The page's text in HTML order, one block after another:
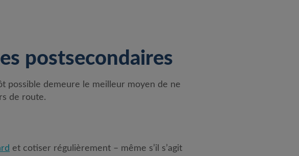
postsecondaires
possible demeure le meilleur moyen de ne
de route.
et cotiser régulièrement – même s’il s’agit